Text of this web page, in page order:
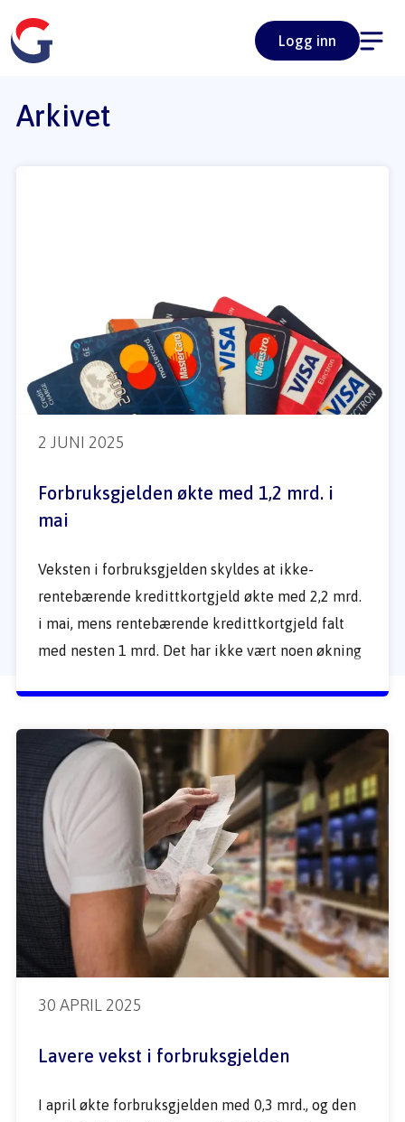
Logg inn
Arkivet
2 JUNI 2025
Forbruksgjelden økte med 1,2 mrd. i
mai
Veksten i forbruksgjelden skyldes at ikke-
rentebærende kredittkortgjeld økte med 2,2 mrd.
i mai, mens rentebærende kredittkortgjeld falt
med nesten 1 mrd. Det har ikke vært noen økning
30 APRIL 2025
Lavere vekst i forbruksgjelden
I april økte forbruksgjelden med 0,3 mrd., og den